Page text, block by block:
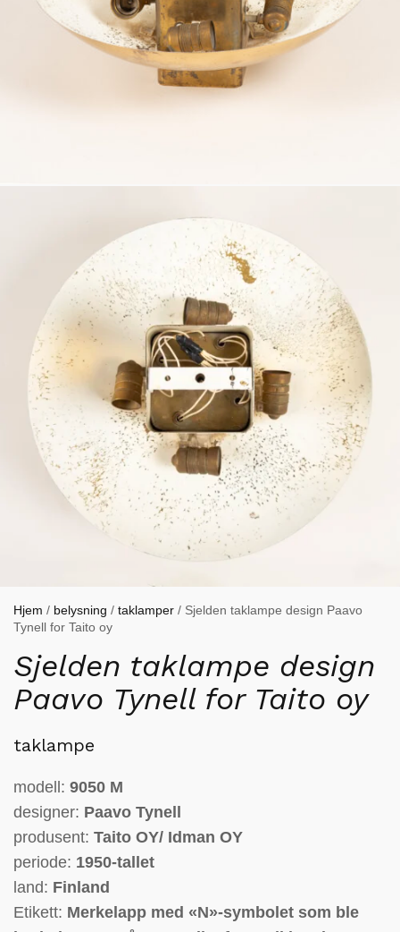
Hjem / belysning / taklamper / Sjelden taklampe design Paavo
Tynell for Taito oy
Sjelden taklampe design
Paavo Tynell for Taito oy
taklampe
modell: 9050 M
designer: Paavo Tynell
produsent: Taito OY/ Idman OY
periode: 1950-tallet
land: Finland
Etikett: Merkelapp med «N»-symbolet som ble